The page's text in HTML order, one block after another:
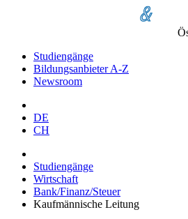
Studiengänge
Bildungsanbieter A-Z
Newsroom
DE
CH
Studiengänge
Wirtschaft
Bank/Finanz/Steuer
Kaufmännische Leitung